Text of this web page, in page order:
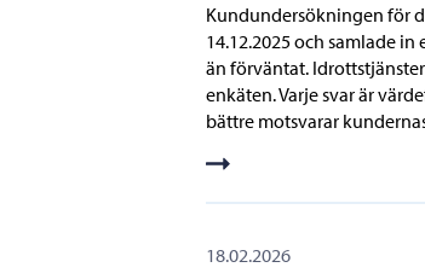
Kundundersökningen för
14.12.2025 och samlade
än förväntat.
enkäten. Varje svar är
bättre motsvarar
18.02.2026